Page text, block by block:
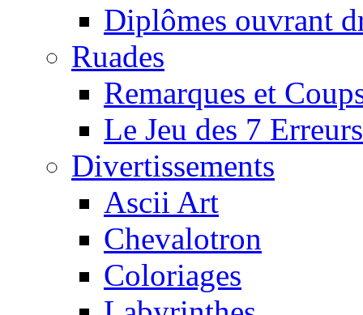
Diplômes ouvrant
Ruades
Remarques et
Le Jeu des 7 Erreurs
Divertissements
Ascii Art
Chevalotron
Coloriages